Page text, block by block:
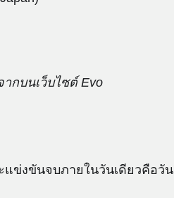
กบนเว็บไซต์ Evo
แข่งขันจบภายในวันเดียวคือวัน